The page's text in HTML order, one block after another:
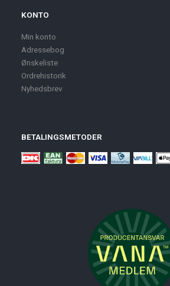
KONTO
Min konto
Adressebog
Ønskeliste
Ordrehistorik
Nyhedsbrev
BETALINGSMETODER